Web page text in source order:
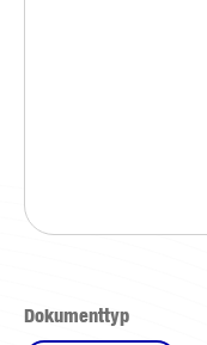
Dokumenttypauswählen